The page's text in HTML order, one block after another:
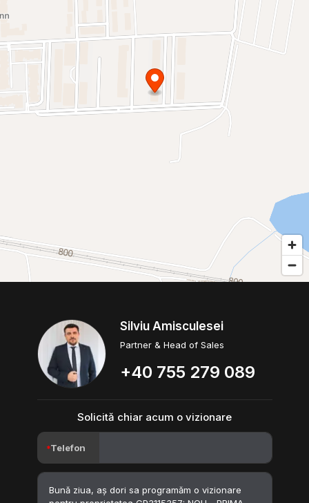
Silviu Amisculesei
Partner & Head of Sales
+40 755 279 089
Solicită chiar acum o vizionare
Telefon